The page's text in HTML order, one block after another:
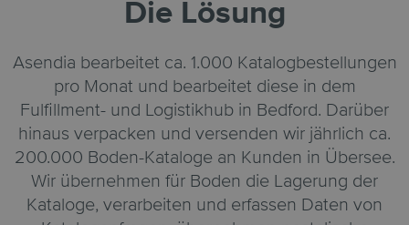
Die Lösung
Asendia bearbeitet ca. 1.000 Katalogbestellungen
pro Monat und bearbeitet diese in dem
Fulfillment- und Logistikhub in Bedford. Darüber
hinaus verpacken und versenden wir jährlich ca.
200.000 Boden-Kataloge an Kunden in Übersee.
Wir übernehmen für Boden die Lagerung der
Kataloge, verarbeiten und erfassen Daten von